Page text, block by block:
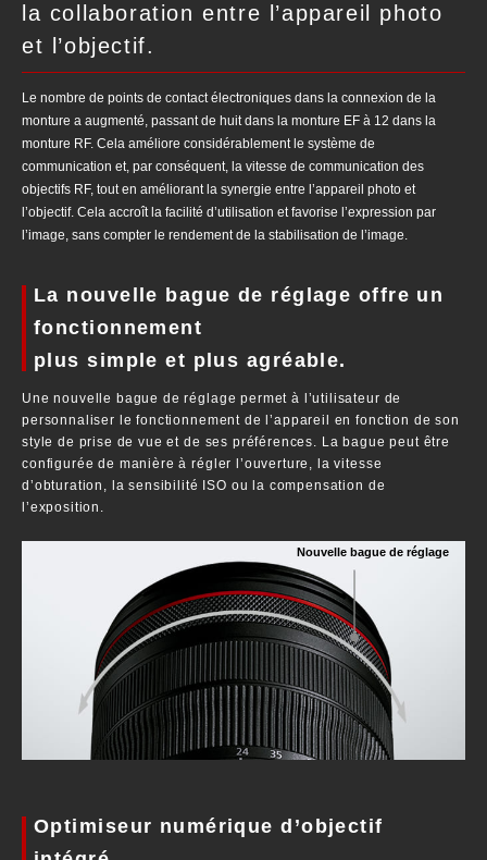
la collaboration entre l’appareil photo
et l’objectif.
Le nombre de points de contact électroniques dans la connexion de la
monture a augmenté, passant de huit dans la monture EF à 12 dans la
monture RF. Cela améliore considérablement le système de
communication et, par conséquent, la vitesse de communication des
objectifs RF, tout en améliorant la synergie entre l’appareil photo et
l’objectif. Cela accroît la facilité d’utilisation et favorise l’expression par
l’image, sans compter le rendement de la stabilisation de l’image.
La nouvelle bague de réglage offre un
fonctionnement
plus simple et plus agréable.
Une nouvelle bague de réglage permet à l’utilisateur de
personnaliser le fonctionnement de l’appareil en fonction de son
style de prise de vue et de ses préférences. La bague peut être
configurée de manière à régler l’ouverture, la vitesse
d’obturation, la sensibilité ISO ou la compensation de
l’exposition.
Nouvelle bague de réglage
Optimiseur numérique d’objectif